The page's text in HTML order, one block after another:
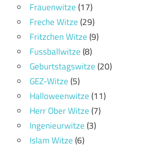
Frauenwitze(17)
Freche Witze(29)
Fritzchen Witze(9)
Fussballwitze(8)
Geburtstagswitze(20)
GEZ-Witze(5)
Halloweenwitze(11)
Herr Ober Witze(7)
Ingenieurwitze(3)
Islam Witze(6)